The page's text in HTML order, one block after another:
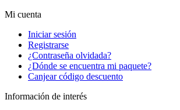
Mi cuenta
Iniciar sesión
Registrarse
¿Contraseña olvidada?
¿Dónde se encuentra mi paquete?
Canjear código descuento
Información de interés